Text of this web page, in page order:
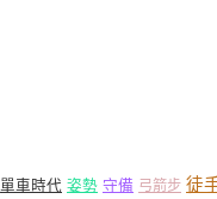
單車時代 姿勢 守備 弓箭步 徒